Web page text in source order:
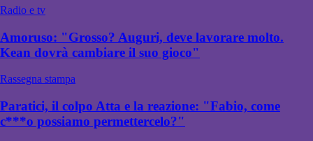
Radio e tv
Amoruso: "Grosso? Auguri, deve lavorare molto.
Kean dovrà cambiare il suo gioco"
Rassegna stampa
Paratici, il colpo Atta e la reazione: "Fabio, come
c***o possiamo permettercelo?"